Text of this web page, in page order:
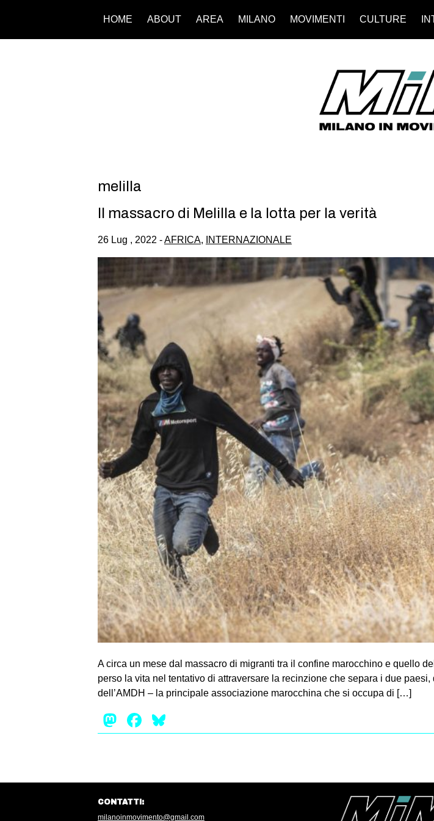
HOME ABOUT AREA MILANO MOVIMENTI CULTURE
melilla
Il massacro di Melilla e la lotta per la verità
26 Lug , 2022 -AFRICA, INTERNAZIONALE
A circa un mese dal massacro di migranti tra il confine marocchino e quello
perso la vita nel tentativo di attraversare la recinzione che separa i due
dell’AMDH – la principale associazione marocchina che si occupa di […]
Mastodon
Facebook
CONTATTI:
milanoinmovimento@gmail.com